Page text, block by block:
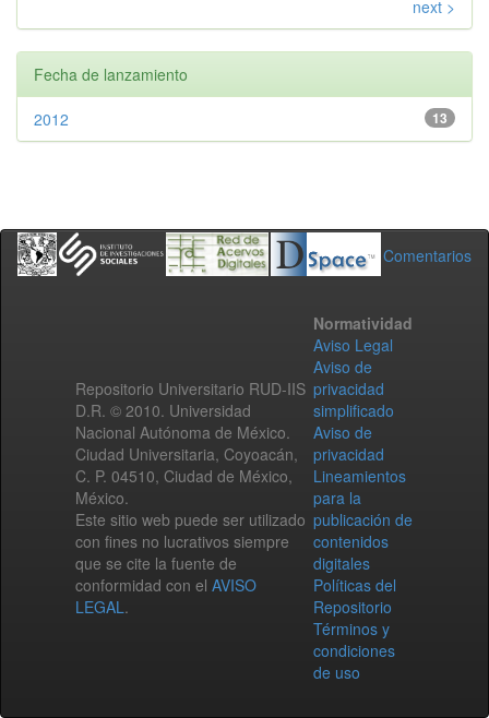
next >
Fecha de lanzamiento
13
2012
Comentarios
Repositorio Universitario RUD-IIS
D.R. © 2010. Universidad
Nacional Autónoma de México.
Ciudad Universitaria, Coyoacán,
C. P. 04510, Ciudad de México,
México.
Este sitio web puede ser utilizado
con fines no lucrativos siempre
que se cite la fuente de
conformidad con el AVISO
LEGAL.
Normatividad
Aviso Legal
Aviso de
privacidad
simplificado
Aviso de
privacidad
Lineamientos
para la
publicación de
contenidos
digitales
Políticas del
Repositorio
Términos y
condiciones
de uso